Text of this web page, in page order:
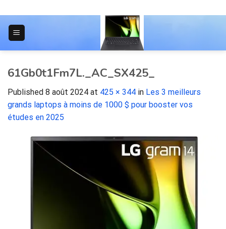
to
content
61Gb0t1Fm7L._AC_SX425_
Published 8 août 2024 at 425 × 344 in Les 3 meilleurs
grands laptops à moins de 1000 $ pour booster vos
études en 2025